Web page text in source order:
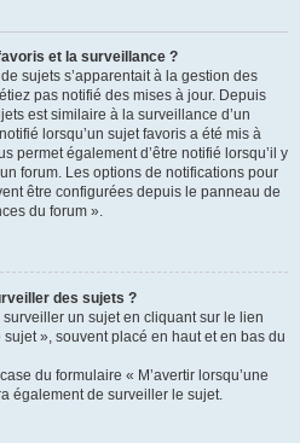
et la surveillance ?
sujets s’apparentait à la gestion des
pas notifié des mises à jour. Depuis
est similaire à la surveillance d’un
lorsqu’un sujet favoris a été mis à
permet également d’être notifié lorsqu’il y
forum. Les options de notifications pour
être configurées depuis le panneau de
du forum ».
des sujets ?
un sujet en cliquant sur le lien
», souvent placé en haut et en bas du
du formulaire « M’avertir lorsqu’une
également de surveiller le sujet.